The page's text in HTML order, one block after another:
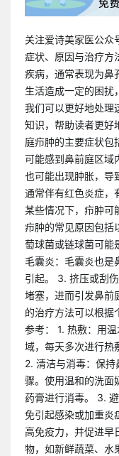
关注爱诗美家医公众
症状、原因与治疗方
疾病，通常表现为鼻
生活造成一定的困扰
我们可以更好地处理
知识，帮助读者更好
庭疖肿的主要症状包
可能感到鼻前庭区域
也可能出现肿胀，导
通常伴有红色炎症，
某些情况下，疖肿可
疖肿的常见原因包括
萄球菌或链球菌可能
毛囊炎：毛囊炎也是
引起。 3. 挤压或刮
堵塞，进而引发鼻前
的治疗方法可以根据
参考： 1. 热敷：用
域，每天多次进行热
2. 清洁与消毒：保
骤。使用温和的洗面
药膏进行消毒。 3.
免引起感染或加重炎
高免疫力，并促进早
物，如新鲜蔬菜、水